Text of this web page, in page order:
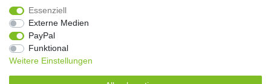
Essenziell
Externe Medien
PayPal
Funktional
Weitere Einstellungen
Copyright 2016 | Dekushop.de | Alle Rechte vorbehalten. |
Angebote gelten nur für Industrie, Handel, Handwerk und
Widerrufs­recht